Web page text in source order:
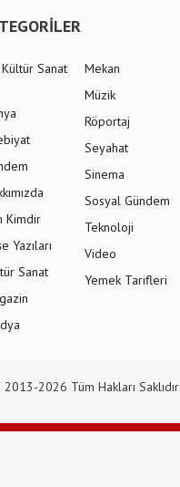
Sanat
Kimdir
Yazıları
Sanat
Mekan
Müzik
Röportaj
Seyahat
Sinema
Sosyal Gündem
Teknoloji
Video
Yemek Tarifleri
2026 Tüm Hakları Saklıdır